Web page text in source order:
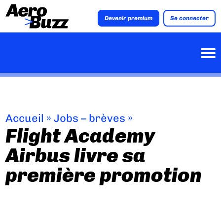
Devenir premium Se connecter
Accueil »Jobs – brèves »
Flight Academy
Airbus livre sa
première promotion